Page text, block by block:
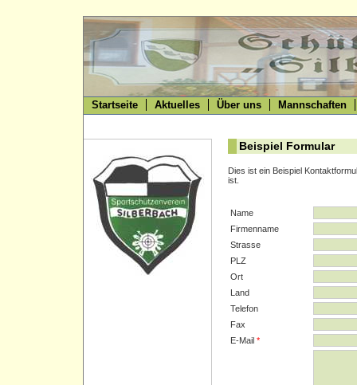
Startseite Aktuelles Über uns Mannschaften
Beispiel Formular
Dies ist ein Beispiel
ist.
Name
Firmenname
Strasse
PLZ
Ort
Land
Telefon
Fax
E-Mail *